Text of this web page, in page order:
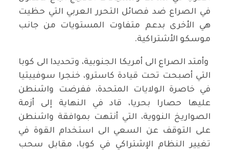
في الصراع ضد فصائل التحرر العربي التي حظيت
هي الأخرى بدعم متفاوت المستويات من جانب
موسكو الأشتراكية.
وأمتد الصراع الى أمريكا الجنوبية، وتحديدا الى كوبا
التي أصبحت تحت قيادة كاسترو، خنجرا سوفييتيا
في خاصرة الولايات المتحدة، ففرضت واشنطن
عليها حصارا بحريا، قاد في النهاية إلى أزمة
الصواريخ النووية، التي أنتهت بموافقة واشنطن
على التوقف عن السعي الى استخدام القوة في
تغيير النظام الإشتراكي في كوبا، مقابل سحب